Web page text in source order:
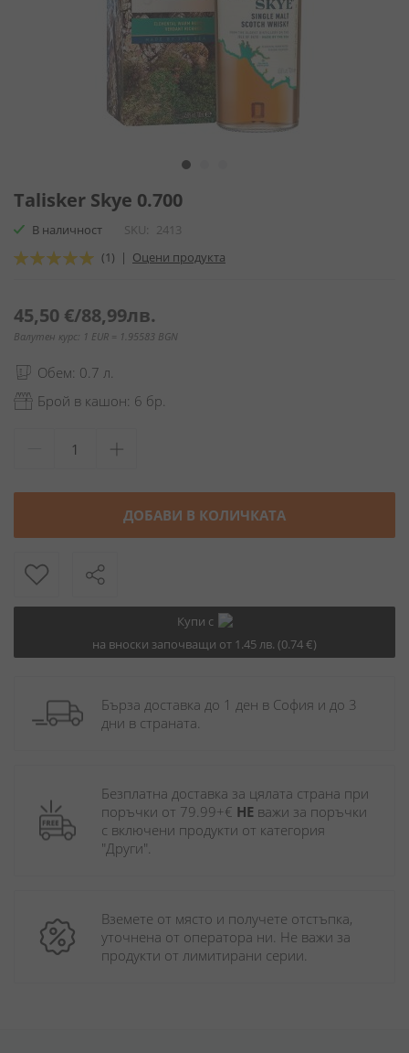
към
на
галерия
със
Talisker Skye 0.700
В наличност SKU
2413
Оценка:
(1) | Оцени продукта
45,50 €/88,99лв.
Валутен курс: 1 EUR = 1.95583 BGN
Обем: 0.7 л.
Брой в кашон: 6 бр.
ДОБАВИ В КОЛИЧКАТА
Купи с
на вноски започващи от 1.45 лв. (0.74 €)
Бърза доставка до 1 ден в София и до 3
дни в страната.
Безплатна доставка за цялата страна при
поръчки от 79.99+€ НЕ важи за поръчки
с включени продукти от категория
"Други".
Вземете от място и получете отстъпка,
уточнена от оператора ни. Не важи за
продукти от лимитирани серии.